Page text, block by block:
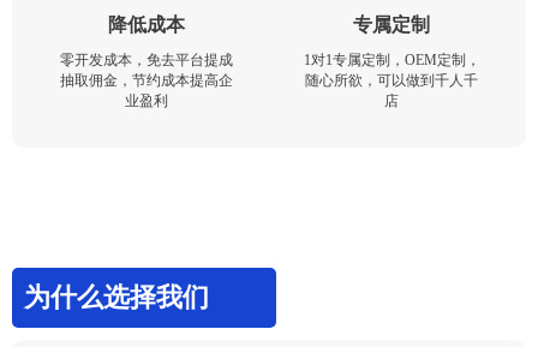
降低成本
零开发成本，免去平台提成
抽取佣金，节约成本提高企
业盈利
专属定制
1对1专属定制，OEM定制，
随心所欲，可以做到千人千
店
为什么选择我们